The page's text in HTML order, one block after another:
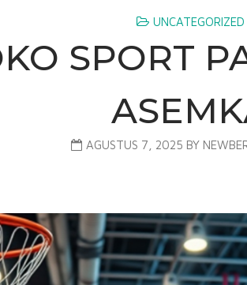
UNCATEGORIZED
SPORT
AGUSTUS 7, 2025 BY